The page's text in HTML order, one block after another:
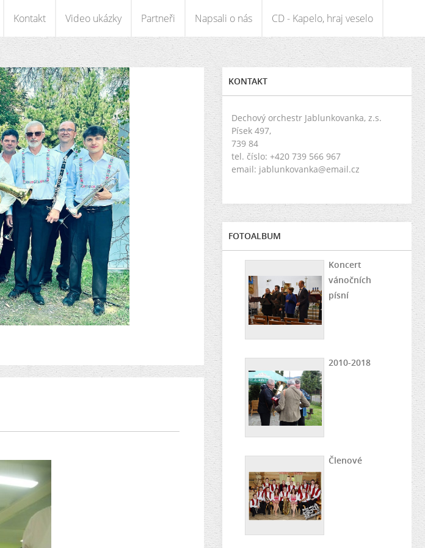
Kontakt Video ukázky Partneři Napsali o nás CD - Kapelo, hraj veselo
KONTAKT
Dechový orchestr Jablunkovanka, z.s.
Písek 497,
739 84
tel. číslo: +420 739 566 967
email: jablunkovanka@email.cz
FOTOALBUM
Koncert
vánočních
písní
2010-2018
Členové